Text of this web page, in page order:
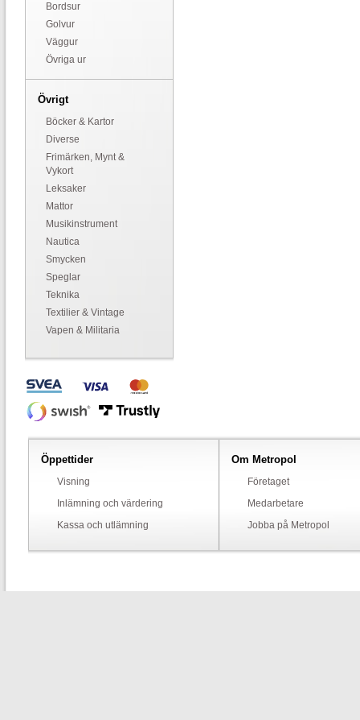
Bordsur
Golvur
Väggur
Övriga ur
Övrigt
Böcker & Kartor
Diverse
Frimärken, Mynt &
Vykort
Leksaker
Mattor
Musikinstrument
Nautica
Smycken
Speglar
Teknika
Textilier & Vintage
Vapen & Militaria
Öppettider
Visning
Inlämning och värdering
Kassa och utlämning
Om Metropol
Företaget
Medarbetare
Jobba på Metropol